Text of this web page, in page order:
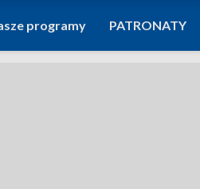
programy PATRONATY